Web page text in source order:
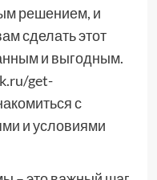
решением, и
сделать этот
и выгодным.
get-
с
и условиями